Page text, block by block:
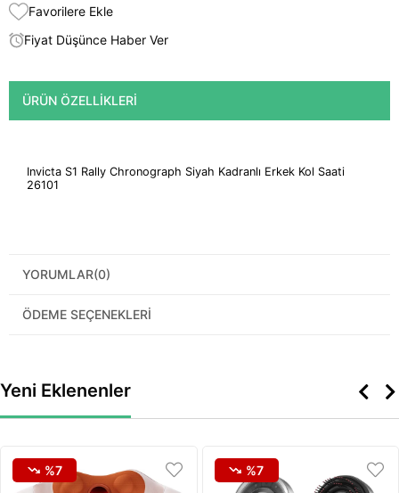
Favorilere Ekle
Fiyat Düşünce Haber Ver
ÜRÜN ÖZELLIKLERI
Invicta S1 Rally Chronograph Siyah Kadranlı Erkek Kol Saati
26101
YORUMLAR(0)
ÖDEME SEÇENEKLERI
Yeni Eklenenler
%7 %7